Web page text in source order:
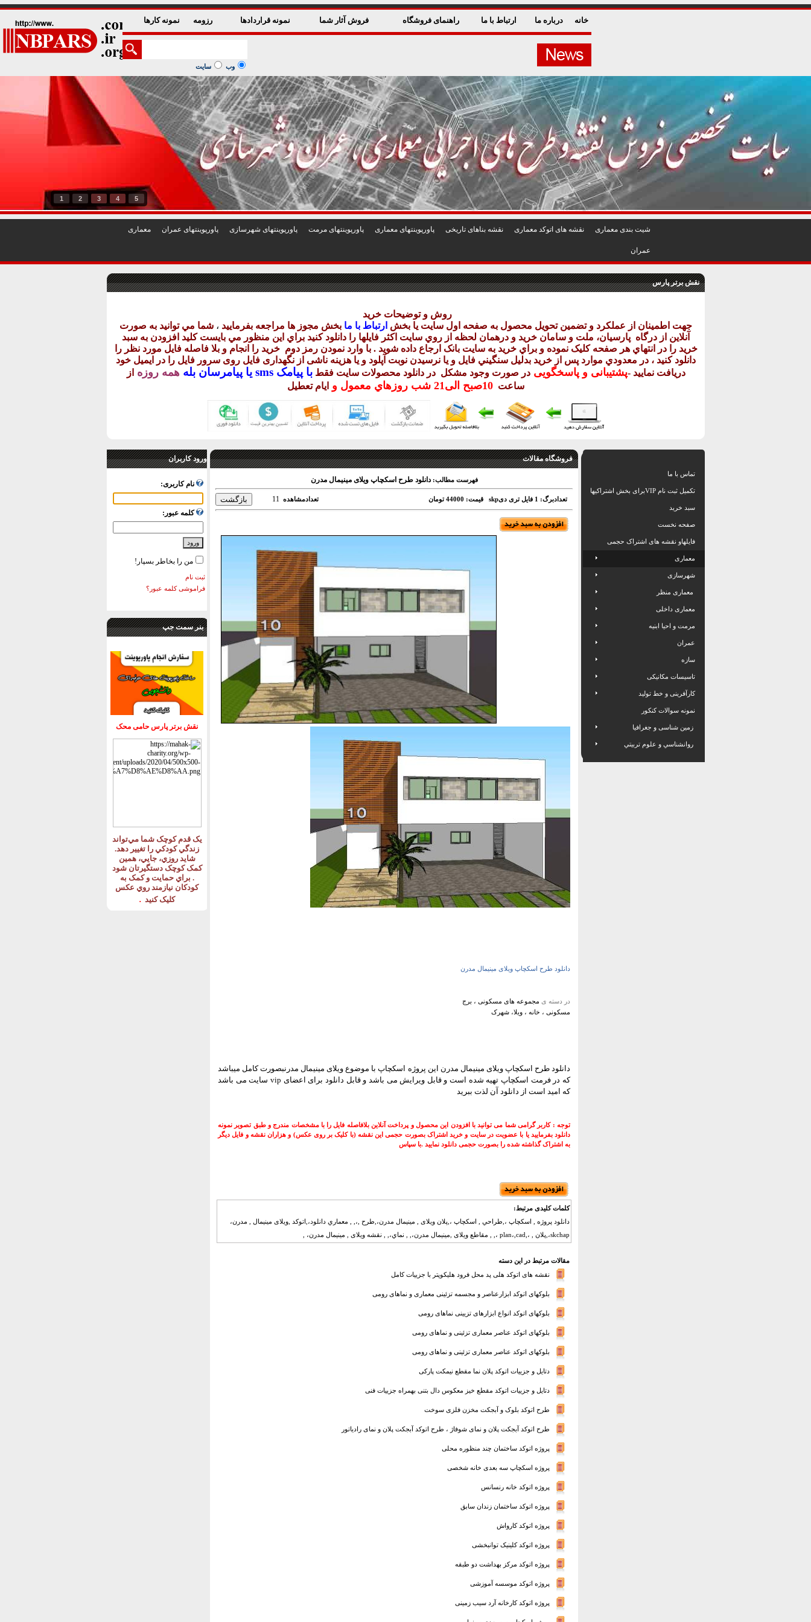
خانه درباره ما ارتباط با ما راهنمای فروشگاه فروش آثار شما نمونه قراردادها رزومه نمونه کارها
وب سایت
1 2 3 4 5
شيت بندی معماری نقشه های اتوکد معماری نقشه بناهای تاريخی پاورپوينتهای معماری پاورپوينتهای مرمت پاورپوينتهای شهرسازی پاورپوينتهای عمران معماری
عمران
نقش برتر پارس
روش و توضيحات خريد
جهت اطمينان از عملکرد و تضمين تحويل محصول به صفحه اول سايت يا بخش ارتباط با ما بخش مجوز ها مراجعه بفرماييد ، شما مي توانيد به صورت
آنلاين از درگاه پارسيان، ملت و سامان خريد و درهمان لحظه از روي سايت اکثر فايلها را دانلود کنيد براي اين منظور مي بايست کليد افزودن به سبد
خريد را در انتهاي هر صفحه کليک نموده و براي خريد به سايت بانک ارجاع داده شويد . با وارد نمودن رمز دوم خريد را انجام و بلا فاصله فايل مورد نظر را
دانلود کنيد ، در معدودي موارد پس از خريد بدليل سنگيني فايل و يا نرسيدن نوبت آپلود و يا هزينه ناشی از نگهداری فايل روی سرور فايل را در ايميل خود
دريافت نماييد -پشتيبانی و پاسخگويیدر صورت وجود مشکل در دانلود محصولات سايت فقطباپيامک sms يا پيامرسان بله همه روزه از
ساعت 10صبح الی21 شب روزهاي معمول و ايام تعطيل
ورود کاربران
نام کاربری:
کلمه عبور:
من را بخاطر بسپار!
ثبت نام
فراموشی کلمه عبور؟
بنر سمت جپ
نقش برتر پارس حامی محک
يک قدم کوچک شما مي‌تواند
زندگي کودکي را تغيير دهد.
شايد روزي، جايي، همين
کمک کوچک دستگيرتان شود
. براي حمايت و کمک به
کودکان نيازمند روي عکس
کليک کنيد .
فروشگاه مقالات
فهرست مطالب: دانلود طرح اسکچاپ ویلای مینیمال مدرن
تعدادبرگ: 1 فایل تری دیskp قیمت: 44000 تومان تعدادمشاهده 11
دانلود طرح اسکچاپ ویلای مینیمال مدرن
در دسته ی مجموعه های مسکونی ، برج
مسکونی ، خانه ، ویلا، شهرک
دانلود طرح اسکچاپ ویلای مینیمال مدرن این پروژه اسکچاپ با موضوع ویلای مینیمال مدرنبصورت کامل میباشد
که در فرمت اسکچاپ تهیه شده است و قابل ویرایش می باشد و قابل دانلود برای اعضای vip سایت می باشد
که امید است از دانلود آن لذت ببرید
توجه : کاربر گرامی شما می توانيد با افزودن اين محصول و پرداخت آنلاین بلافاصله فایل را با مشخصات مندرج و طبق تصوير نمونه
دانلود بفرماييد يا با عضويت در سايت و خريد اشتراک بصورت حجمی اين نقشه (با کلیک بر روی عکس) و هزاران نقشه و فايل ديگر
به اشتراک گذاشته شده را بصورت حجمی دانلود نماييد .با سپاس
کلمات کلیدی مرتبط:
دانلود پروژه , اسکچاپ ،,طراحي , اسکچاپ ،,پلان ویلای , مینیمال مدرن،,طرح ,،, , معماري دانلود،,اتوکد ,ویلای مینیمال , مدرن،
skchap،,پلان , ،,plan،,cad ،, , مقاطع ویلای ,مینیمال مدرن،, , نماي،, , نقشه ویلای , مینیمال مدرن، ,
مقالات مرتبط در این دسته
نقشه های اتوکد هلی پد محل فرود هلیکوپتر با جزییات کامل
بلوکهای اتوکد ابزارعناصر و مجسمه تزئینی معماری و نماهای رومی
بلوکهای اتوکد انواع ابزارهای تزیینی نماهای رومی
بلوکهای اتوکد عناصر معماری تزئینی و نماهای رومی
بلوکهای اتوکد عناصر معماری تزئینی و نماهای رومی
دتایل و جزییات اتوکد پلان نما مقطع نیمکت پارکی
دتایل و جزییات اتوکد مقطع خیز معکوس دال بتنی بهمراه جزییات فنی
طرح اتوکد بلوک و آبجکت مخزن فلزی سوخت
طرح اتوکد آبجکت پلان و نمای شوفاژ ، طرح اتوکد آبجکت پلان و نمای رادیاتور
پروژه اتوکد ساختمان چند منظوره محلی
پروژه اسکچاپ سه بعدی خانه شخصی
پروژه اتوکد خانه رنسانس
پروژه اتوکد ساختمان زندان سابق
پروژه اتوکد کارواش
پروژه اتوکد کلینیک توانبخشی
پروژه اتوکد مرکز بهداشت دو طبقه
پروژه اتوکد موسسه آموزشی
پروژه اتوکد کارخانه آرد سیب زمینی
تماس با ما
تکمیل ثبت نام VIPبرای بخش اشتراکیها
سبد خرید
صفحه نخست
فایلهاو نقشه های اشتراک حجمی
معماری
شهرسازی
معماری منظر
معماری داخلی
مرمت و احیا ابنیه
عمران
سازه
تاسیسات مکانیکی
کارآفرینی و خط تولید
نمونه سوالات کنکور
زمین شناسی و جغرافیا
روانشناسي و علوم تربيتي